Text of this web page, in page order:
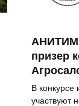
АНИТИМ
призер
В
участвуют